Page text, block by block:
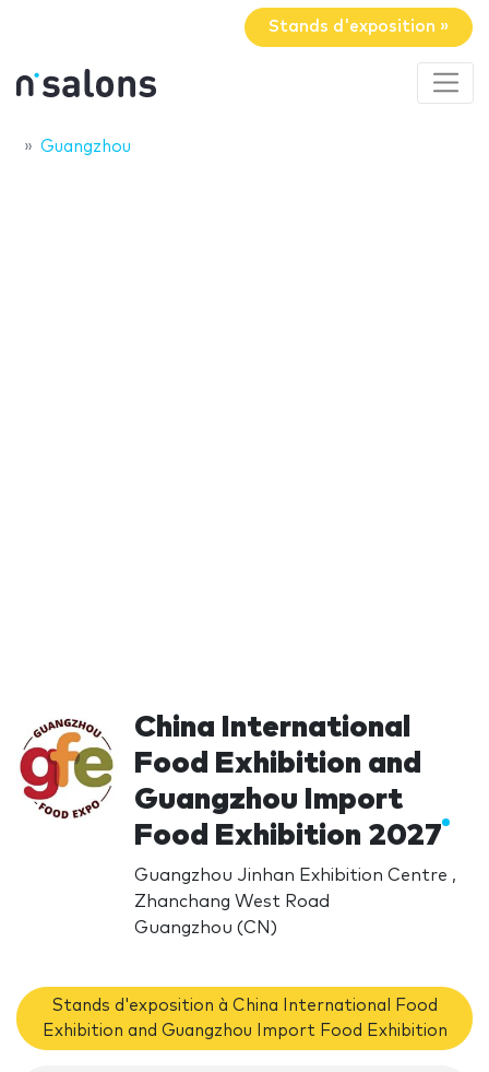
Stands d'exposition »
Guangzhou
China International
Food Exhibition and
Guangzhou Import
Food Exhibition 2027
Guangzhou Jinhan Exhibition Centre ,
Zhanchang West Road
Guangzhou (CN)
Stands d'exposition à China International Food
Exhibition and Guangzhou Import Food Exhibition